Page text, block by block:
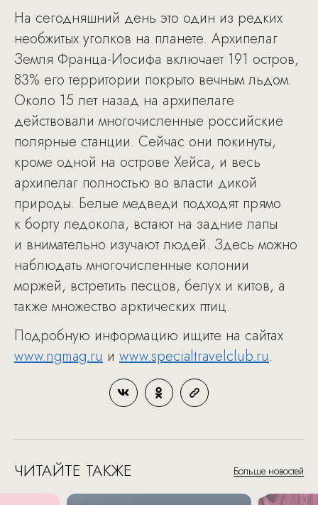
На сегодняшний день это один из редких
необжитых уголков на планете. Архипелаг
Земля Франца-Иосифа включает 191 остров,
83% его территории покрыто вечным льдом.
Около 15 лет назад на архипелаге
действовали многочисленные российские
полярные станции. Сейчас они покинуты,
кроме одной на острове Хейса, и весь
архипелаг полностью во власти дикой
природы. Белые медведи подходят прямо
к борту ледокола, встают на задние лапы
и внимательно изучают людей. Здесь можно
наблюдать многочисленные колонии
моржей, встретить песцов, белух и китов, а
также множество арктических птиц.
Подробную информацию ищите на сайтах
www.ngmag.ru и www.specialtravelclub.ru.
ЧИТАЙТЕ ТАКЖЕ Больше новостей